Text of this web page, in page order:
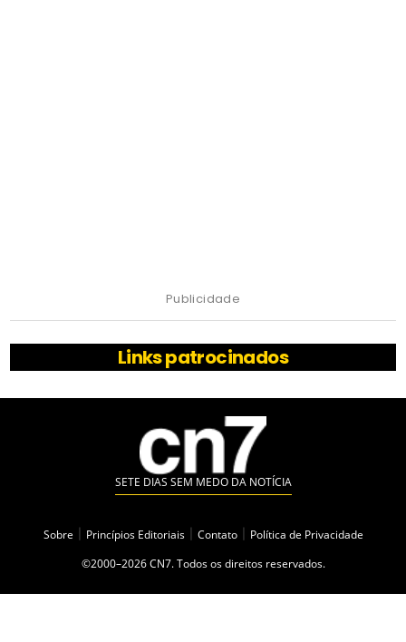
Publicidade
Links patrocinados
SETE DIAS SEM MEDO DA NOTÍCIA
Sobre Princípios Editoriais Contato
Política de Privacidade
©2000–2026 CN7. Todos os direitos reservados.